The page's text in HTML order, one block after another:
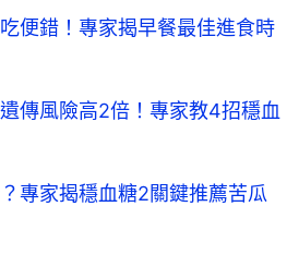
便錯！專家揭早餐最佳進食時
傳風險高2倍！專家教4招穩血
專家揭穩血糖2關鍵推薦苦瓜